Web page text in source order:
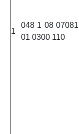
1
048 1 08 07081
01 0300 110